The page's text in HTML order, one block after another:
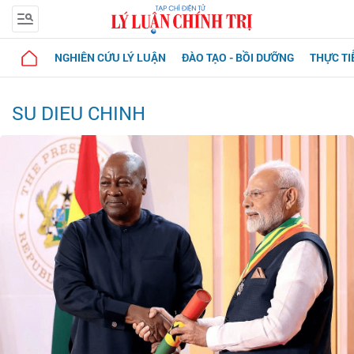
NGHIÊN CỨU LÝ LUẬN ĐÀO TẠO - BỒI DƯỠNG THỰC
SU DIEU CHINH